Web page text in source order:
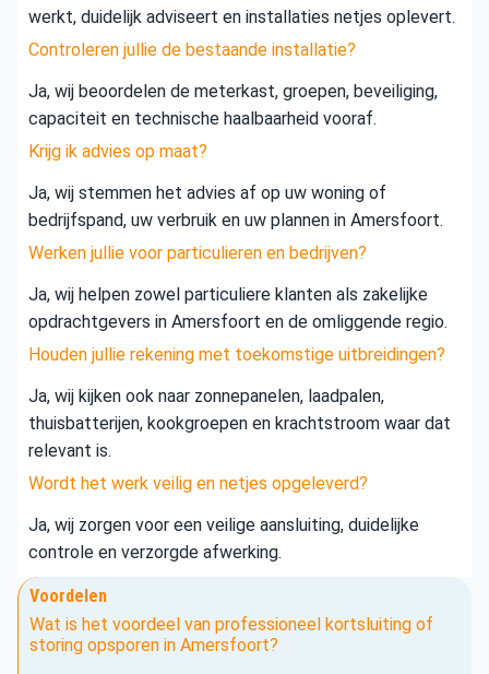
werkt, duidelijk adviseert en installaties netjes oplevert.
Controleren jullie de bestaande installatie?
Ja, wij beoordelen de meterkast, groepen, beveiliging,
capaciteit en technische haalbaarheid vooraf.
Krijg ik advies op maat?
Ja, wij stemmen het advies af op uw woning of
bedrijfspand, uw verbruik en uw plannen in Amersfoort.
Werken jullie voor particulieren en bedrijven?
Ja, wij helpen zowel particuliere klanten als zakelijke
opdrachtgevers in Amersfoort en de omliggende regio.
Houden jullie rekening met toekomstige uitbreidingen?
Ja, wij kijken ook naar zonnepanelen, laadpalen,
thuisbatterijen, kookgroepen en krachtstroom waar dat
relevant is.
Wordt het werk veilig en netjes opgeleverd?
Ja, wij zorgen voor een veilige aansluiting, duidelijke
controle en verzorgde afwerking.
Voordelen
Wat is het voordeel van professioneel kortsluiting of
storing opsporen in Amersfoort?